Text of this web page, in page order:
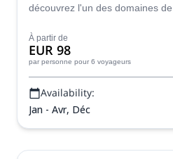
découvrez l'un des domaines
ski de randonnée à Chamonix-
À partir de
EUR 98
par personne pour 6 voyageurs
Availability:
Jan - Avr, Déc